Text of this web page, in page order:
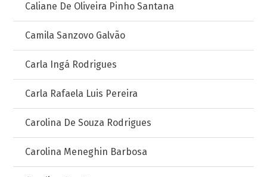
Caliane De Oliveira Pinho Santana
Camila Sanzovo Galvão
Carla Ingá Rodrigues
Carla Rafaela Luis Pereira
Carolina De Souza Rodrigues
Carolina Meneghin Barbosa